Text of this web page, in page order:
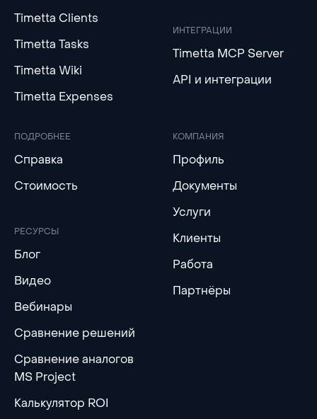
Timetta Clients
Timetta Tasks
Timetta Wiki
Timetta Expenses
ИНТЕГРАЦИИ
Timetta MCP Server
API и интеграции
ПОДРОБНЕЕ
Справка
Стоимость
РЕСУРСЫ
Блог
Видео
Вебинары
Сравнение решений
Сравнение аналогов
MS Project
Калькулятор ROI
КОМПАНИЯ
Профиль
Документы
Услуги
Клиенты
Работа
Партнёры